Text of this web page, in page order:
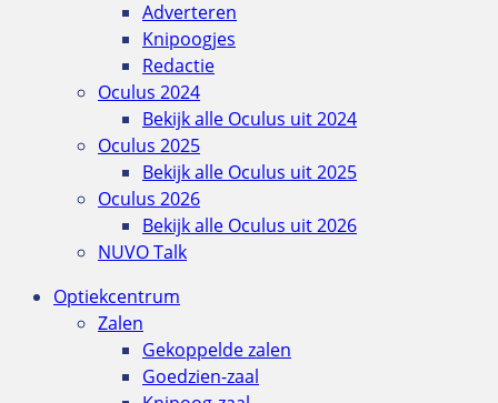
Adverteren
Knipoogjes
Redactie
Oculus 2024
Bekijk alle Oculus uit 2024
Oculus 2025
Bekijk alle Oculus uit 2025
Oculus 2026
Bekijk alle Oculus uit 2026
NUVO Talk
Optiekcentrum
Zalen
Gekoppelde zalen
Goedzien-zaal